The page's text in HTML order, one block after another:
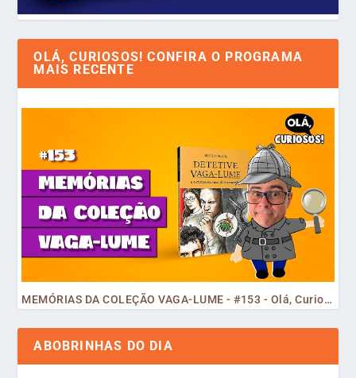
OLÁ, CURIOSOS! CONFIRA O PROGRAMA
MAIS RECENTE
MEMÓRIAS DA COLEÇÃO VAGA-LUME - #153 - Olá, Curiosos! 2023
ABOBRINHAS DO DIA